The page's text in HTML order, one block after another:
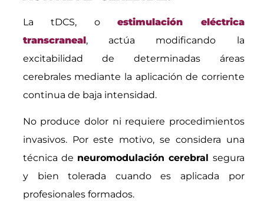
La tDCS, oestimulación eléctrica
transcraneal, actúa modificando la
excitabilidad de determinadas áreas
cerebrales mediante la aplicación de corriente
continua de baja intensidad.
No produce dolor ni requiere procedimientos
invasivos. Por este motivo, se considera una
técnica de neuromodulación cerebral segura
y bien tolerada cuando es aplicada por
profesionales formados.